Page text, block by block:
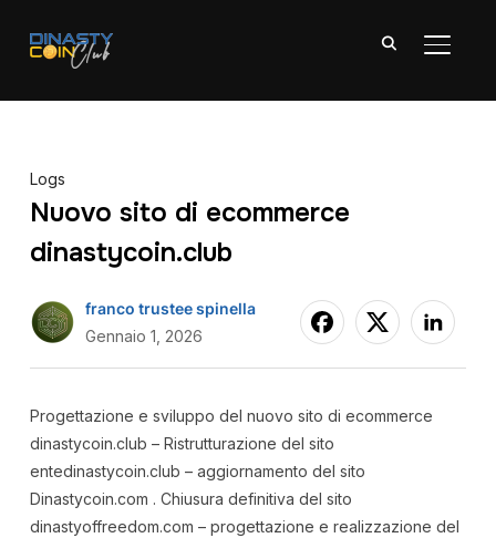
APRI/
Logs
Nuovo sito di ecommerce
dinastycoin.club
franco trustee spinella
Gennaio 1, 2026
Progettazione e sviluppo del nuovo sito di ecommerce
dinastycoin.club – Ristrutturazione del sito
entedinastycoin.club – aggiornamento del sito
Dinastycoin.com . Chiusura definitiva del sito
dinastyoffreedom.com – progettazione e realizzazione del